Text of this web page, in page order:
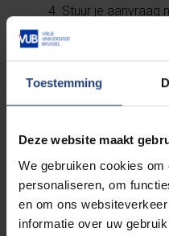
Toestemming
Deze website maakt
We gebruiken cookies
personaliseren, om
en om ons
informatie over uw
Stuur je aanvraag
Learning
Nadat je
te gaan, is het